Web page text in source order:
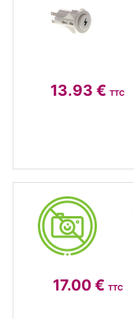
13.93 € TTC
17.00 € TTC